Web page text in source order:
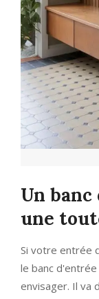
Un
une
Si votre entrée
le banc
envisager. Il va